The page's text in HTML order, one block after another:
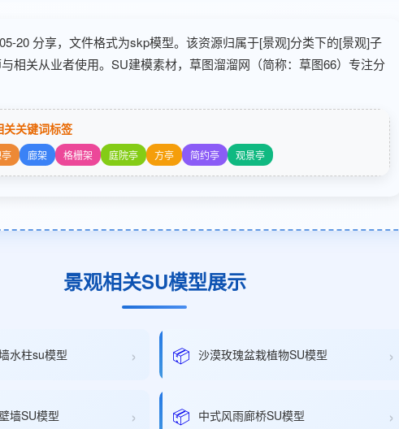
20 分享，文件格式为skp模型。该资源归属于[景观]分类下的[景观]子
相关从业者使用。SU建模素材，草图溜溜网（简称：草图66）专注分
关关键词标签
廊架 格栅架 庭院亭 方亭 简约亭 观景亭
景观相关SU模型展示
水柱su模型 › 📦 沙漠玫瑰盆栽植物SU模型 ›
墙SU模型 › 📦 中式风雨廊桥SU模型 ›